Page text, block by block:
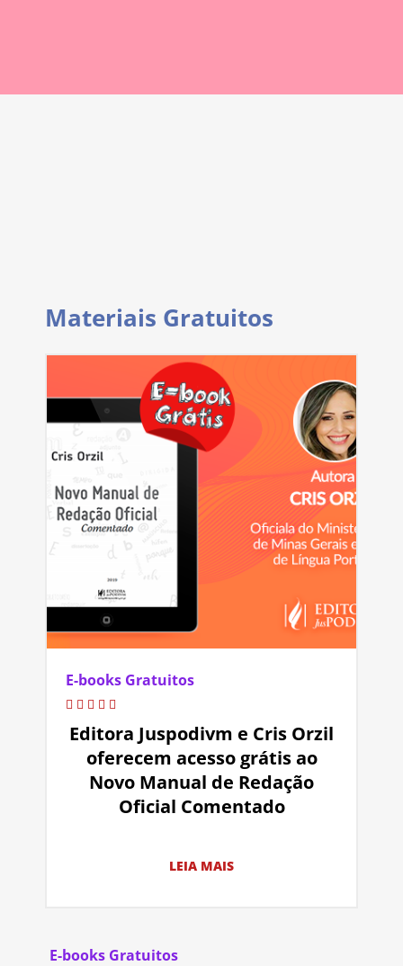
Materiais Gratuitos
E-books Gratuitos
Editora Juspodivm e Cris Orzil
oferecem acesso grátis ao
Novo Manual de Redação
Oficial Comentado
LEIA MAIS
E-books Gratuitos